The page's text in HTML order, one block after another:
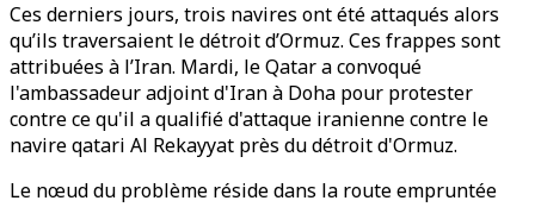
Ces derniers jours, trois navires ont été attaqués alors
qu’ils traversaient le détroit d’Ormuz. Ces frappes sont
attribuées à l’Iran. Mardi, le Qatar a convoqué
l'ambassadeur adjoint d'Iran à Doha pour protester
contre ce qu'il a qualifié d'attaque iranienne contre le
navire qatari Al Rekayyat près du détroit d'Ormuz.
Le nœud du problème réside dans la route empruntée